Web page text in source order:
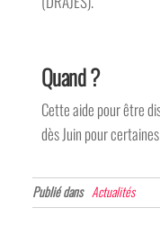
Quand ?
Cette aide pour être
dès Juin pour
Publié dans Actualités